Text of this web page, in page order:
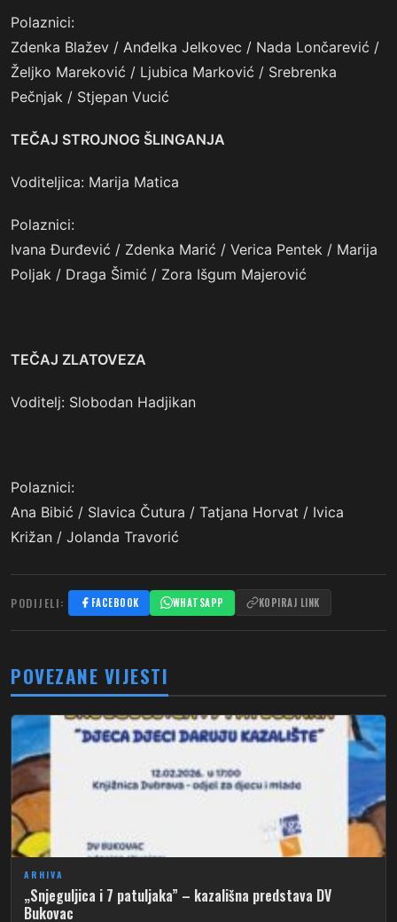
Polaznici:
Zdenka Blažev / Anđelka Jelkovec / Nada Lončarević /
Željko Mareković / Ljubica Marković / Srebrenka
Pečnjak / Stjepan Vucić
TEČAJ STROJNOG ŠLINGANJA
Voditeljica: Marija Matica
Polaznici:
Ivana Đurđević / Zdenka Marić / Verica Pentek / Marija
Poljak / Draga Šimić / Zora Išgum Majerović
TEČAJ ZLATOVEZA
Voditelj: Slobodan Hadjikan
Polaznici:
Ana Bibić / Slavica Čutura / Tatjana Horvat / Ivica
Križan / Jolanda Travorić
PODIJELI: FACEBOOK WHATSAPP KOPIRAJ LINK
POVEZANE VIJESTI
ARHIVA
„Snjeguljica i 7 patuljaka” – kazališna predstava DV
Bukovac